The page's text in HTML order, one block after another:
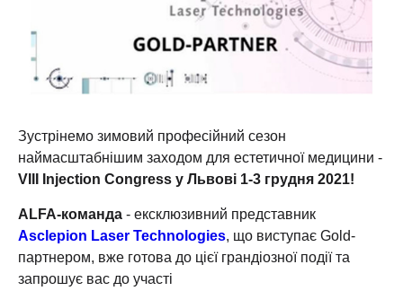
Зустрінемо зимовий професійний сезон
наймасштабнішим заходом для естетичної медицини -
VIIІ Injection Congress у Львові 1-3 грудня 2021!
ALFA-команда - ексклюзивний представник
Asclepion Laser Technologies, що виступає Gold-
партнером, вже готова до цієї грандіозної події та
запрошує вас до участі